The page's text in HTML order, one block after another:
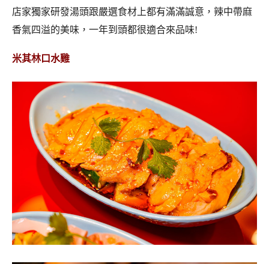
店家獨家研發湯頭跟嚴選食材上都有滿滿誠意，辣中帶麻
香氣四溢的美味，一年到頭都很適合來品味!
米其林口水雞